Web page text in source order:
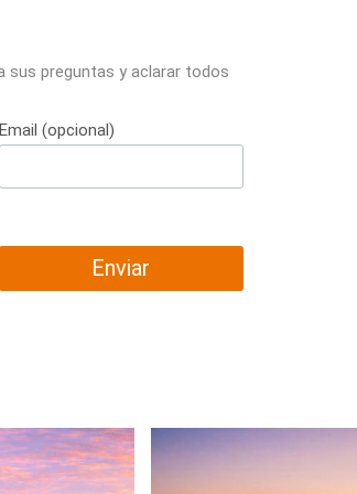
sus preguntas y aclarar todos
Email (opcional)
Enviar